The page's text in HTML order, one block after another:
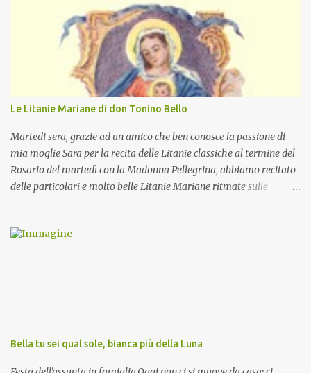
Le Litanie Mariane di don Tonino Bello
Martedi sera, grazie ad un amico che ben conosce la passione di
mia moglie Sara per la recita delle Litanie classiche al termine del
Rosario del martedì con la Madonna Pellegrina, abbiamo recitato
delle particolari e molto belle Litanie Mariane ritmate sulle
preghiera.
Bella tu sei qual sole, bianca più della Luna